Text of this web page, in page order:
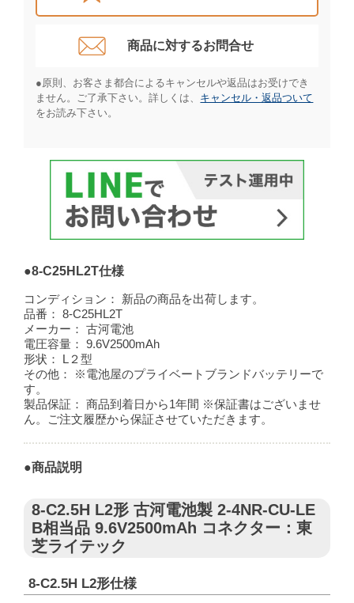
商品に対するお問合せ​
●原則、お客さま都合によるキャンセルや返品はお受けでき
ません。ご了承下さい。詳しくは、 キャンセル・返品ついて
をお読み下さい。​
●8-C25HL2T仕様
コンディション：
新品の商品を出荷します。
品番：
8-C25HL2T
メーカー：
古河電池
電圧容量：
9.6V2500mAh
形状：
L２型
その他：
※電池屋のプライベートブランドバッテリーで
す。
製品保証：
商品到着日から1年間 ※保証書はございませ
ん。ご注文履歴から保証させていただきます。
●商品説明
8-C2.5H L2形 古河電池製 2-4NR-CU-LE
B相当品 9.6V2500mAh コネクター：東
芝ライテック
8-C2.5H L2形仕様